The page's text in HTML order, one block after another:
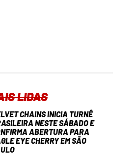
LIDAS
CHAINS INICIA TURNÊ
NESTE SÁBADO E
ABERTURA PARA
EYE CHERRY EM SÃO